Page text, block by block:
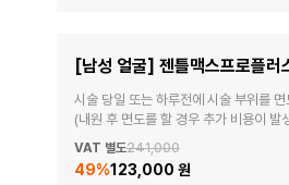
[남성 얼굴] 젠틀맥스프로플러
시술 당일 또는 하루전에 시술 부위를
(내원 후 면도를 할 경우 추가 비용이 발
VAT 별도241,000
49%123,000 원